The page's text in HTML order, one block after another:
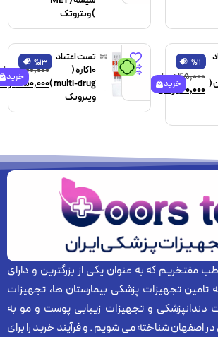
) ویتروتک
%11
۴۵,۰۰۰تومان
۴۰,۰۰۰تومان
خرید
%13 تومان
تست اعتیاد
10 کاره (
multi-drug )
ویتروتک
۴۰۰,۰۰۰تومان
۳۵۰,۰۰۰تومانخرید
که به عنوان یکی از بزرگترین و دارای
تامین تجهیزات پزشکی بیمارستان ها، تجهیزات
و تجهیزات زیبایی پوست و مو به
شناخته می شویم . و فرآیند خرید را برای